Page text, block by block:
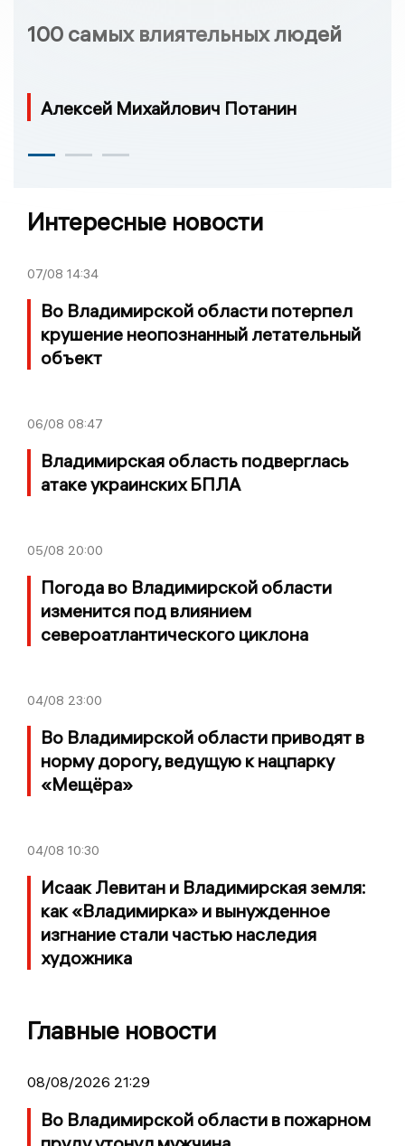
100 самых влиятельных людей
Алексей Михайлович Потанин
Интересные новости
07/08 14:34
Во Владимирской области потерпел
крушение неопознанный летательный
объект
06/08 08:47
Владимирская область подверглась
атаке украинских БПЛА
05/08 20:00
Погода во Владимирской области
изменится под влиянием
североатлантического циклона
04/08 23:00
Во Владимирской области приводят в
норму дорогу, ведущую к нацпарку
«Мещёра»
04/08 10:30
Исаак Левитан и Владимирская земля:
как «Владимирка» и вынужденное
изгнание стали частью наследия
художника
Главные новости
08/08/2026 21:29
Во Владимирской области в пожарном